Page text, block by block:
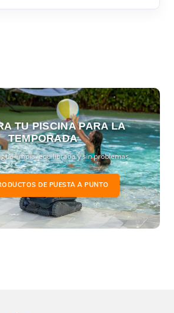
TU PISCINA PARA LA
TEMPORADA
limpia, equilibrada y sin problemas.
DE PUESTA A PUNTO